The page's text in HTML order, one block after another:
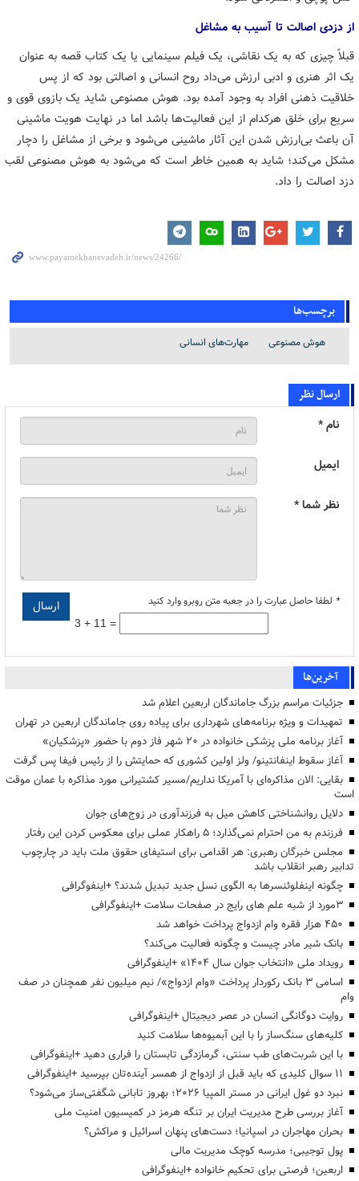
از دزدی اصالت تا آسیب به مشاغل
قبلاً چیزی که به یک نقاشی، یک فیلم سینمایی یا یک کتاب قصه به عنوان
یک اثر هنری و ادبی ارزش می‌داد روح انسانی و اصالتی بود که از پس
خلاقیت ذهنی افراد به وجود آمده بود. هوش مصنوعی شاید یک بازوی قوی و
سریع برای خلق هرکدام از این فعالیت‌ها باشد اما در نهایت هویت ماشینی
آن باعث بی‌ارزش شدن این آثار ماشینی می‌شود و برخی از مشاغل را دچار
مشکل می‌کند؛ شاید به همین خاطر است که می‌شود به هوش مصنوعی لقب
دزد اصالت را داد.
برچسب‌ها
هوش مصنوعی مهارت‌های انسانی
ارسال نظر
نام *
ایمیل
نظر شما *
* لطفا حاصل عبارت را در جعبه متن روبرو وارد کنید
3 + 11 =
آخرین‌ها
جزئیات مراسم بزرگ جاماندگان اربعین اعلام شد
تمهیدات و ویژه برنامه‌های شهرداری برای پیاده روی جاماندگان اربعین در تهران
آغاز برنامه ملی پزشکی خانواده در ۲۰ شهر فاز دوم با حضور «پزشکیان»
آغاز سقوط اینفانتینو/ ولز اولین کشوری که حمایتش را از رئیس فیفا پس گرفت
بقایی: الان مذاکره‌ای با آمریکا نداریم/مسیر کشتیرانی مورد مذاکره با عمان موقت
است
دلایل روانشناختی کاهش میل به فرزندآوری در زوج‌های جوان
فرزندم به من احترام نمی‌گذارد؛ ۵ راهکار عملی برای معکوس کردن این رفتار
مجلس خبرگان رهبری: هر اقدامی برای استیفای حقوق ملت باید در چارچوب
تدابیر رهبر انقلاب باشد
چگونه اینفلوئنسرها به الگوی نسل جدید تبدیل شدند؟ +اینفوگرافی
3مورد از شبه علم های رایج در صفحات سلامت +اینفوگرافی
۴۵۰ هزار فقره وام ازدواج پرداخت خواهد شد
بانک شیر مادر چیست و چگونه فعالیت می‌کند؟
رویداد ملی «انتخاب جوان سال ۱۴۰۴» +اینفوگرافی
اسامی ۳ بانک رکوردار پرداخت «وام ازدواج»/ نیم میلیون نفر همچنان در صف
وام
روایت دوگانگی انسان در عصر دیجیتال +اینفوگرافی
کلیه‌های سنگ‌ساز را با این آبمیوه‌ها سلامت کنید
با این شربت‌های طب سنتی، گرمازدگی تابستان را فراری دهید +اینفوگرافی
۱۱ سوال کلیدی که باید قبل از ازدواج از همسر آینده‌تان بپرسید +اینفوگرافی
نبرد دو غول ایرانی در مستر المپیا ۲۰۲۶؛ بهروز تابانی شگفتی‌ساز می‌شود؟
آغاز بررسی طرح مدیریت ایران بر تنگه هرمز در کمیسیون امنیت ملی
بحران مهاجران در اسپانیا؛ دست‌های پنهان اسرائیل و مراکش؟
پول توجیبی؛ مدرسه کوچک مدیریت مالی
اربعین؛ فرصتی برای تحکیم خانواده +اینفوگرافی